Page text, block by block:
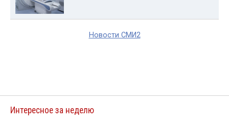
Новости СМИ2
Интересное за неделю